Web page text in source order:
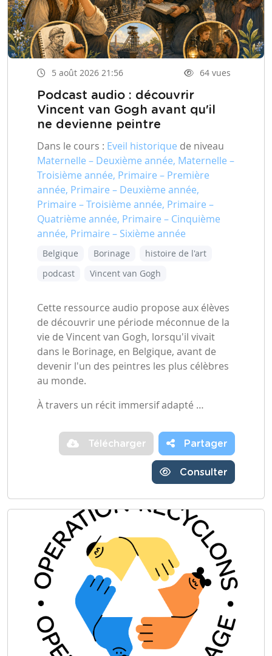
5 août 2026 21:56 64 vues
Podcast audio : découvrir
Vincent van Gogh avant qu'il
ne devienne peintre
Dans le cours : Eveil historique de niveau
Maternelle – Deuxième année, Maternelle –
Troisième année, Primaire – Première
année, Primaire – Deuxième année,
Primaire – Troisième année, Primaire –
Quatrième année, Primaire – Cinquième
année, Primaire – Sixième année
Belgique Borinage
histoire de l'art
podcast
Vincent van Gogh
Cette ressource audio propose aux élèves
de découvrir une période méconnue de la
vie de Vincent van Gogh, lorsqu'il vivait
dans le Borinage, en Belgique, avant de
devenir l'un des peintres les plus célèbres
au monde.
À travers un récit immersif adapté …
Télécharger Partager
Consulter